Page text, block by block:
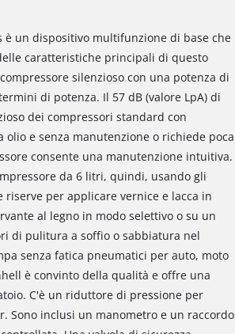
è un dispositivo multifunzione di base che
caratteristiche principali di questo
silenzioso con una potenza di
di potenza. Il 57 dB (valore LpA) di
dei compressori standard con
e senza manutenzione o richiede poca
consente una manutenzione intuitiva.
da 6 litri, quindi, usando gli
per applicare vernice e lacca in
al legno in modo selettivo o su un
di pulitura a soffio o sabbiatura nel
senza fatica pneumatici per auto, moto
è convinto della qualità e offre una
C'è un riduttore di pressione per
Sono inclusi un manometro e un raccordo